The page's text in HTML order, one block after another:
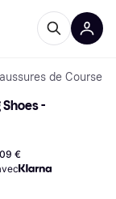
de Course
Shoes -
€